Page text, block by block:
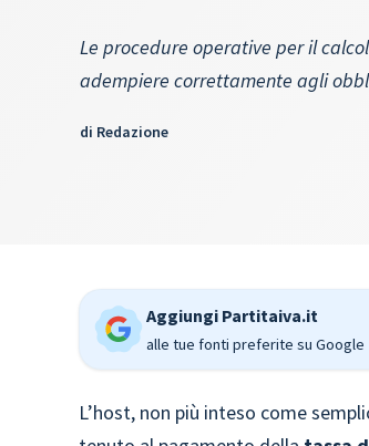
Le procedure operative per il
adempiere correttamente agli
di Redazione
Aggiungi Partitaiva.it
alle tue fonti preferite su Google
L’host, non più inteso come